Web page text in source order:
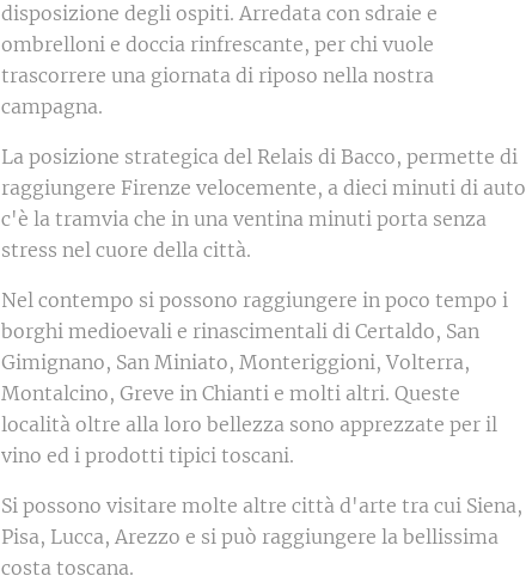
disposizione degli ospiti. Arredata con sdraie e
ombrelloni e doccia rinfrescante, per chi vuole
trascorrere una giornata di riposo nella nostra
campagna.
La posizione strategica del Relais di Bacco, permette di
raggiungere Firenze velocemente, a dieci minuti di auto
c'è la tramvia che in una ventina minuti porta senza
stress nel cuore della città.
Nel contempo si possono raggiungere in poco tempo i
borghi medioevali e rinascimentali di Certaldo, San
Gimignano, San Miniato, Monteriggioni, Volterra,
Montalcino, Greve in Chianti e molti altri. Queste
località oltre alla loro bellezza sono apprezzate per il
vino ed i prodotti tipici toscani.
Si possono visitare molte altre città d'arte tra cui Siena,
Pisa, Lucca, Arezzo e si può raggiungere la bellissima
costa toscana.